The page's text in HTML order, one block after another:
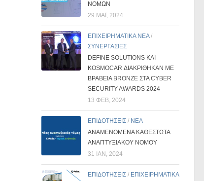
ΝΟΜΩΝ
29 ΜΑΪ́, 2024
ΕΠΙΧΕΙΡΗΜΑΤΙΚΑ ΝΕΑ/
ΣΥΝΕΡΓΑΣΙΕΣ
DEFINE SOLUTIONS ΚΑΙ
KOSMOCAR ΔΙΑΚΡΊΘΗΚΑΝ ΜΕ
ΒΡΑΒΕΊΑ BRONZE ΣΤΑ CYBER
SECURITY AWARDS 2024
13 ΦΕΒ, 2024
ΕΠΙΔΟΤΗΣΕΙΣ / ΝΕΑ
ΑΝΑΜΕΝΟΜΕΝΑ ΚΑΘΕΣΤΩΤΑ
ΑΝΑΠΤΥΞΙΑΚΟΥ ΝΟΜΟΥ
31 ΙΑΝ, 2024
ΕΠΙΔΟΤΗΣΕΙΣ / ΕΠΙΧΕΙΡΗΜΑΤΙΚΑ